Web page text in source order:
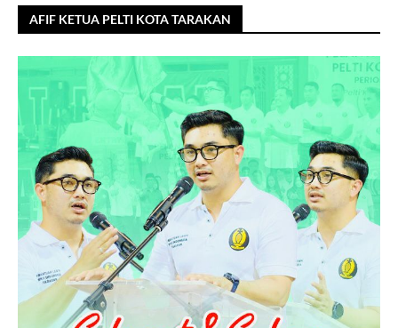
AFIF KETUA PELTI KOTA TARAKAN